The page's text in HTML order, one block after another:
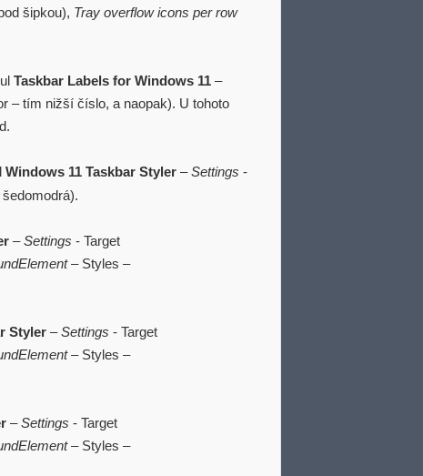
šipkou), Tray overflow icons per row
Taskbar Labels for Windows 11 –
– tím nižší číslo, a naopak). U tohoto
Windows 11 Taskbar Styler –Settings -
–Settings - Target
– Styles –
Styler –Settings - Target
– Styles –
–Settings - Target
– Styles –